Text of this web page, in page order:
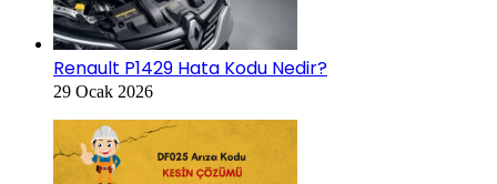
Renault P1429 Hata Kodu Nedir?
29 Ocak 2026